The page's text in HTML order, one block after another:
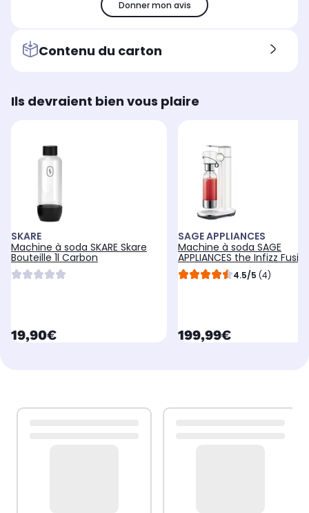
Donner mon avis
Contenu du carton
Ils devraient bien vous plaire
SKARE
Machine à soda SKARE Skare
Bouteille 1l Carbon
currentPrice
19,90€
SAGE APPLIANCES
Machine à soda SAGE
APPLIANCES the Infizz
SCA800SST0ZEU1
4.5/5 (4)
currentPrice
199,99€